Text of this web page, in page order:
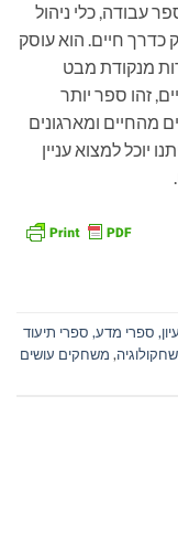
עבודה, כלי ניהול
חיים. הוא עוסק
מנקודת מבט
זהו ספר יותר
מהחיים ומארגונים
יוכל למצוא עניין
ספרי מדע, ספרי תיעוד
, משחקים עושים